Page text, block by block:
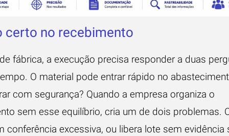
certo no recebimento
fábrica, a execução precisa responder a duas
O material pode entrar rápido no
com segurança? Quando a empresa organiza o
sem esse equilíbrio, cria um de dois problemas.
conferência excessiva, ou libera lote sem evidência